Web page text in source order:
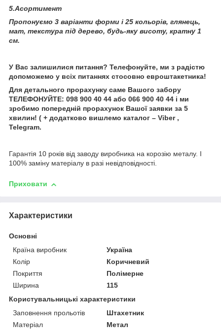
5.Асортимент
Пропонуємо 3 варіанти форми і 25 кольорів, глянець,
мат, текстура під дерево, будь-яку висоту, кратну 1
см.
У Вас залишилися питання? Телефонуйте, ми з радістю
допоможемо у всіх питаннях стосовно евроштакетника!
Для детального прорахунку саме Вашого забору
ТЕЛЕФОНУЙТЕ: 098 900 40 44 або 066 900 40 44 і ми
зробимо попередній прорахунок Вашої заявки за 5
хвилин! ( + додатково вишлемо каталог – Viber ,
Telegram.
Гарантія 10 років від заводу виробника на корозію металу. І
100% заміну матеріалу в разі невідповідності.
Приховати
Характеристики
Основні
Країна виробник
Україна
Колір
Коричневий
Покриття
Полімерне
Ширина
115
Користувальницькі характеристики
Заповнення прольотів
Штахетник
Матеріал
Метал